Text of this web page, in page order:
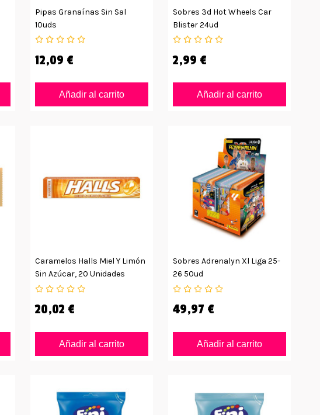
Pipas Granaínas Sin Sal
10uds
12,09 €
Añadir al carrito
Sobres 3d Hot Wheels Car
Blister 24ud
2,99 €
Añadir al carrito
Caramelos Halls Miel Y Limón
Sin Azúcar, 20 Unidades
20,02 €
Añadir al carrito
Sobres Adrenalyn Xl Liga 25-
26 50ud
49,97 €
Añadir al carrito